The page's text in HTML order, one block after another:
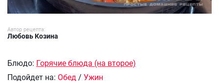
Автор рецепта:
Любовь Козина
Блюдо: Горячие блюда (на второе)
Подойдет на: Обед / Ужин